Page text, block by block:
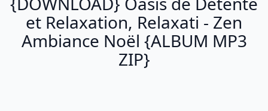
et Relaxation, Relaxati - Zen
Ambiance Noël {ALBUM MP3
ZIP}